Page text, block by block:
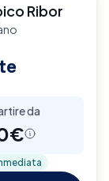
Ribor
da